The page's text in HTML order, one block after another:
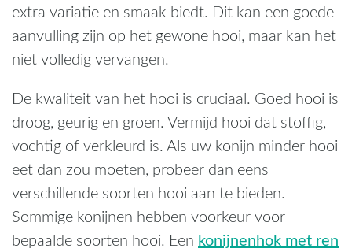
extra variatie en smaak biedt. Dit kan een goede
aanvulling zijn op het gewone hooi, maar kan het
niet volledig vervangen.
De kwaliteit van het hooi is cruciaal. Goed hooi is
droog, geurig en groen. Vermijd hooi dat stoffig,
vochtig of verkleurd is. Als uw konijn minder hooi
eet dan zou moeten, probeer dan eens
verschillende soorten hooi aan te bieden.
Sommige konijnen hebben voorkeur voor
bepaalde soorten hooi. Een konijnenhok met ren